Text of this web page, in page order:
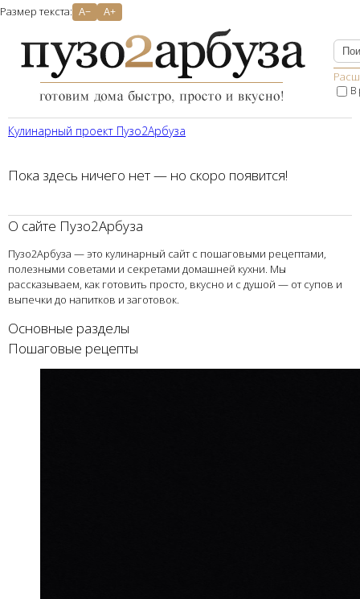
Размер текста: A− A+
В
Кулинарный проект Пузо2Aрбуза
Пока здесь ничего нет — но скоро появится!
О сайте Пузо2Арбуза
Пузо2Арбуза — это кулинарный сайт с пошаговыми рецептами,
полезными советами и секретами домашней кухни. Мы
рассказываем, как готовить просто, вкусно и с душой — от супов и
выпечки до напитков и заготовок.
Основные разделы
Пошаговые рецепты